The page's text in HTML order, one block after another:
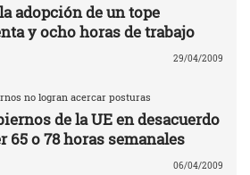
adopción de un tope
y ocho horas de trabajo
29/04/2009
no logran acercar posturas
de la UE en desacuerdo
65 o 78 horas semanales
06/04/2009